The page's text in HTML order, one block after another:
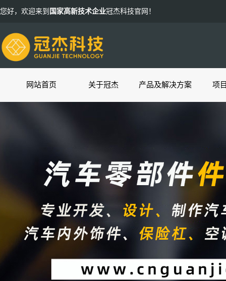
您好，欢迎来到 国家高新技术企业冠杰科技官网！
网站首页 关于冠杰 产品及解决方案 项